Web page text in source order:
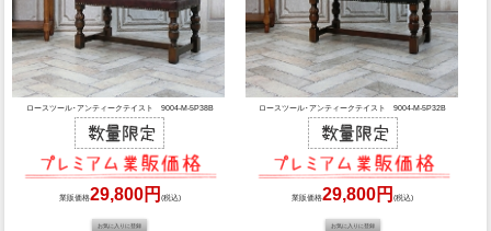
ロースツール･アンティークテイスト 9004-M-5P38B
業販価格29,800円 (税込)
ロースツール･アンティークテイスト 9004-M-5P32B
業販価格29,800円(税込)